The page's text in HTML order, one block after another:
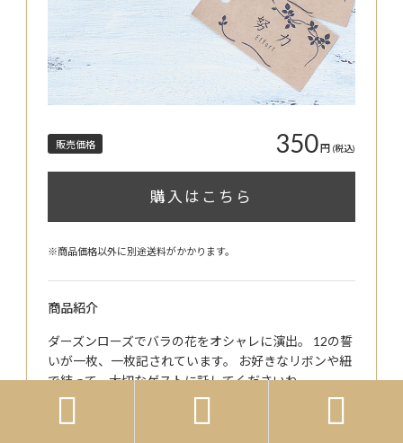
販売価格 350円 (税込)
購入はこちら
※商品価格以外に別途送料がかかります。
商品紹介
ダーズンローズでバラの花をオシャレに演出。 12の誓
いが一枚、一枚記されています。 お好きなリボンや紐
で結って、大切なゲストに託してくださいね。
  